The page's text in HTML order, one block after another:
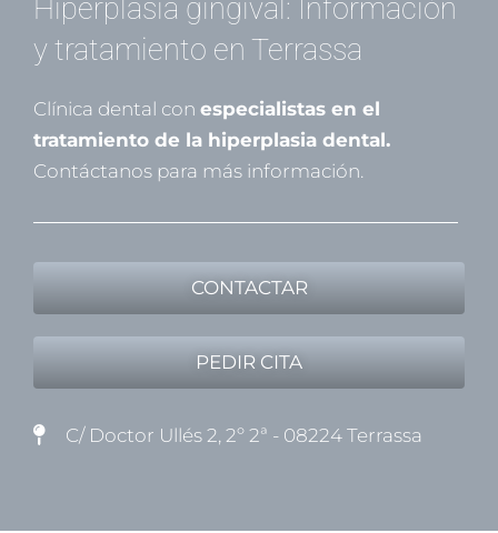
Hiperplasia gingival: Información
y tratamiento en Terrassa
Clínica dental con especialistas en el
tratamiento de la hiperplasia dental.
Contáctanos para más información.
CONTACTAR
PEDIR CITA
C/ Doctor Ullés 2, 2º 2ª - 08224 Terrassa